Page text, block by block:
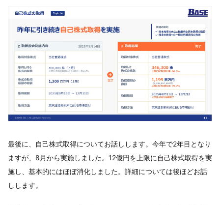
最後に、自己株式取得についてお話しします。今年で2年目となり
ますが、8月から実施しました。12億円を上限に自己株式取得を実
施し、基本的にはほぼ消化しました。詳細については後ほどお話
しします。